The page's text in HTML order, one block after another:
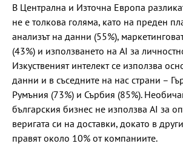
В Централна и Източна Европа
не е толкова голяма, като на преден
анализът на данни (55%),
(43%) и използването на AI за
Изкуственият интелект се използва
данни и в съседните на нас страни –
Румъния (73%) и Сърбия (85%).
българския бизнес не използва AI за
веригата си на доставки, докато в
правят около 10% от компаниите.